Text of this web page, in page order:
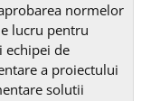
normelor
lucru pentru
echipei de
a proiectului
solutii